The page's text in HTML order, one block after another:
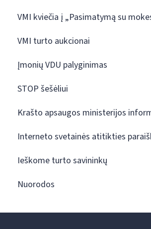
VMI kviečia į „Pasimatymą su
VMI turto aukcionai
Įmonių VDU palyginimas
STOP šešėliui
Krašto apsaugos ministerijos
Interneto svetainės atitikties
Ieškome turto savininkų
Nuorodos